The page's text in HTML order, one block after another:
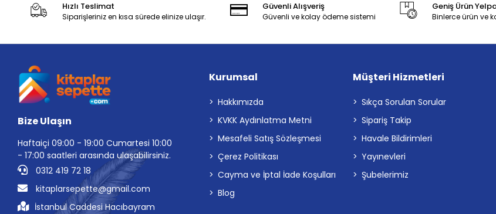
Hızlı Teslimat
Siparişleriniz en kısa sürede elinize ulaşır.
Güvenli Alışveriş
Güvenli ve kolay ödeme sistemi
Geniş Ürün
Binlerce ürün ve
Bize Ulaşın
Haftaiçi 09:00 - 19:00 Cumartesi 10:00
- 17:00 saatleri arasında ulaşabilirsiniz.
0312 419 72 18
kitaplarsepette@gmail.com
İstanbul Caddesi Hacıbayram
Kurumsal
Hakkımızda
KVKK Aydınlatma Metni
Mesafeli Satış Sözleşmesi
Çerez Politikası
Cayma ve İptal İade Koşulları
Blog
Müşteri Hizmetleri
Sıkça Sorulan Sorular
Sipariş Takip
Havale Bildirimleri
Yayınevleri
Şubelerimiz